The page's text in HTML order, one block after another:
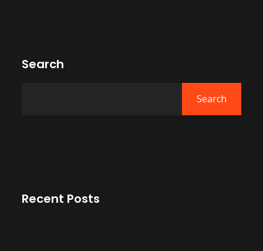
Search
Search
Recent Posts